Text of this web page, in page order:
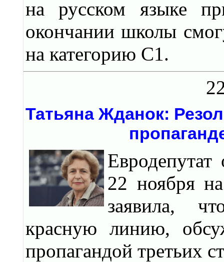
на русском языке
окончании школы
на категорию С1.
Татьяна Жданок:
22 ноября
заявила,
красную линию,
пропагандой третьих